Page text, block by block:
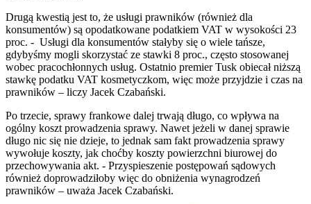
Drugą kwestią jest to, że usługi prawników (również dla
konsumentów) są opodatkowane podatkiem VAT w wysokości 23
proc. - Usługi dla konsumentów stałyby się o wiele tańsze,
gdybyśmy mogli skorzystać ze stawki 8 proc., często stosowanej
wobec pracochłonnych usług. Ostatnio premier Tusk obiecał niższą
stawkę podatku VAT kosmetyczkom, więc może przyjdzie i czas na
prawników – liczy Jacek Czabański.
Po trzecie, sprawy frankowe dalej trwają długo, co wpływa na
ogólny koszt prowadzenia sprawy. Nawet jeżeli w danej sprawie
długo nic się nie dzieje, to jednak sam fakt prowadzenia sprawy
wywołuje koszty, jak choćby koszty powierzchni biurowej do
przechowywania akt. - Przyspieszenie postępowań sądowych
również doprowadziłoby więc do obniżenia wynagrodzeń
prawników – uważa Jacek Czabański.